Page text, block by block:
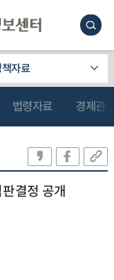
자료
법령자료 경제관
결정 공개